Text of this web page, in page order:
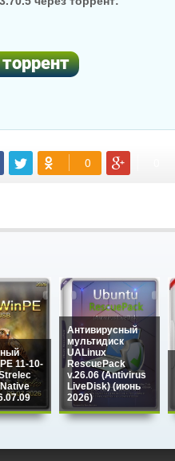
21)
11-10-
Антивирусный
мультидиск
UALinux
RescuePack
v.26.06 (Antivirus
LiveDisk) (июнь
2026)